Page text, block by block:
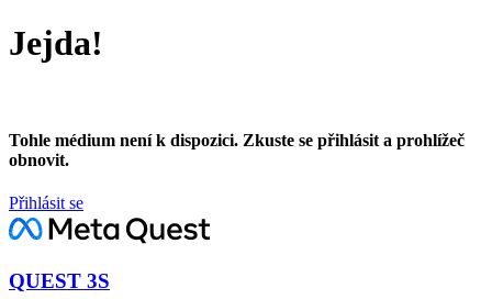
Jejda!
Tohle médium není k dispozici. Zkuste se přihlásit a prohlížeč
obnovit.
Přihlásit se
QUEST 3S